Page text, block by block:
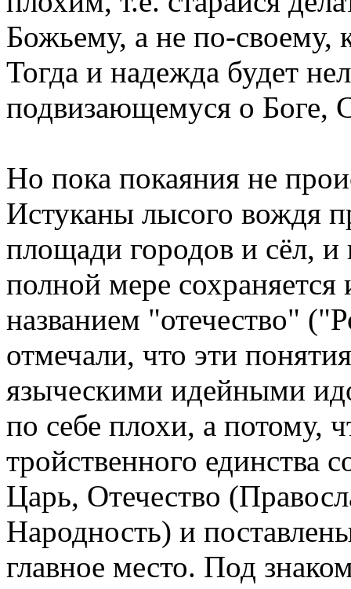
Божьему, а не по-своему,
Тогда и надежда будет
подвизающемуся о Боге,
Но пока покаяния не
Истуканы лысого вождя
площади городов и сёл, и
полной мере
названием "отечество"
отмечали, что эти
языческими идейными
по себе плохи, а потому,
тройственного единства
Царь, Отечество
Народность) и
главное место. Под